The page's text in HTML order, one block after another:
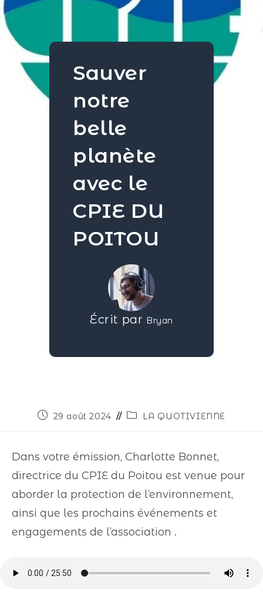
Sauver
notre
belle
planète
avec le
CPIE DU
POITOU
Écrit par Bryan
29 août 2024 LA QUOTIVIENNE
Dans votre émission, Charlotte Bonnet,
directrice du CPIE du Poitou est venue pour
aborder la protection de l’environnement,
ainsi que les prochains événements et
engagements de l’association .